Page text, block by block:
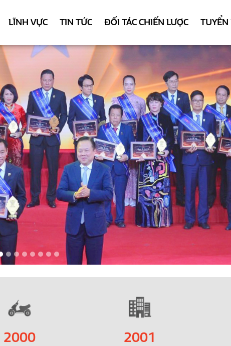
LĨNH VỰC TIN TỨC ĐỐI TÁC CHIẾN LƯỢC TUYỂN
2000 2001